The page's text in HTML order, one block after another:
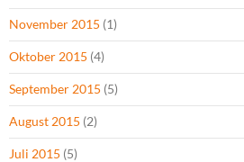
November 2015 (1)
Oktober 2015 (4)
September 2015 (5)
August 2015 (2)
Juli 2015 (5)